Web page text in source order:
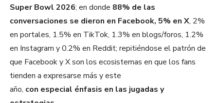
Super Bowl 2026; en donde 88% de las
conversaciones se dieron en Facebook, 5% en X, 2%
en portales, 1.5% en TikTok, 1.3% en blogs/foros, 1.2%
en Instagram y 0.2% en Reddit; repitiéndose el patrón de
que Facebook y X son los ecosistemas en que los fans
tienden a expresarse más y este
año, con especial énfasis en las jugadas y